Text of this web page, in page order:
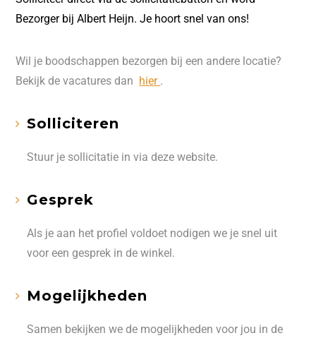
Bezorger bij Albert Heijn. Je hoort snel van ons!
Wil je boodschappen bezorgen bij een andere locatie?
Bekijk de vacatures dan hier .
Solliciteren
Stuur je sollicitatie in via deze website.
Gesprek
Als je aan het profiel voldoet nodigen we je snel uit
voor een gesprek in de winkel.
Mogelijkheden
Samen bekijken we de mogelijkheden voor jou in de